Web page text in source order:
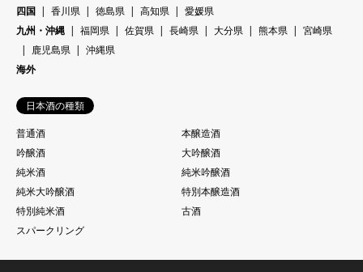
四国
香川県 徳島県 高知県
愛媛県
九州・沖縄
福岡県 佐賀県 長崎県 大分県 熊本県
宮崎県
鹿児島県
沖縄県
海外
日本酒の種類
普通酒
本醸造酒
吟醸酒
大吟醸酒
純米酒
純米吟醸酒
純米大吟醸酒
特別本醸造酒
特別純米酒
古酒
スパークリング